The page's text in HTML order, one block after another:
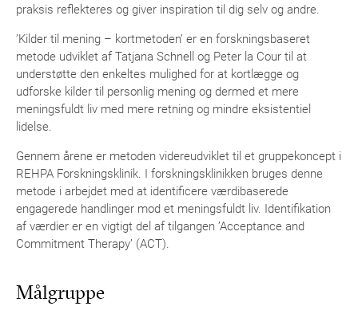
praksis reflekteres og giver inspiration til dig selv og andre.
’Kilder til mening – kortmetoden’ er en forskningsbaseret
metode udviklet af Tatjana Schnell og Peter la Cour til at
understøtte den enkeltes mulighed for at kortlægge og
udforske kilder til personlig mening og dermed et mere
meningsfuldt liv med mere retning og mindre eksistentiel
lidelse.
Gennem årene er metoden videreudviklet til et gruppekoncept i
REHPA Forskningsklinik. I forskningsklinikken bruges denne
metode i arbejdet med at identificere værdibaserede
engagerede handlinger mod et meningsfuldt liv. Identifikation
af værdier er en vigtigt del af tilgangen ’Acceptance and
Commitment Therapy’ (ACT).
Målgruppe